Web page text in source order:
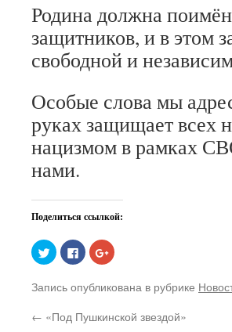
Родина должна
защитников, и в этом
свободной и
Особые слова мы
руках защищает всех
нацизмом в рамках
нами.
Поделиться ссылкой:
Нажмите,
чтобы
поделиться
Twitter
(Открывается
новом
окне)
Нажмите
здесь,
чтобы
контентом
на
(Открывается
в
Нажмите,
чтобы
Google+
(Открывается
новом
окне)
Запись опубликована в рубрике
← «Под Пушкинской звездой»